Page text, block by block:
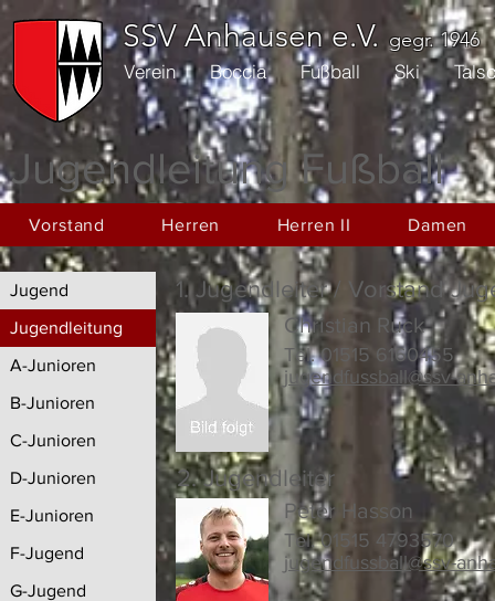
SSV Anhausen e.V.
Verein Boccia Fußball Ski
gegr. 1946
Jugendleitung Fußball
Vorstand Herren Herren II Damen
Jugend
Jugendleitung
A-Junioren
B-Junioren
C-Junioren
D-Junioren
E-Junioren
F-Jugend
G-Jugend
1. Jugendleiter / Vorstand
Christian Ruck
Tel.01515 6160455
jugendfussball@ssv-
2. Jugendleiter
Peter Hasson
Tel. 01515 4793570
jugendfussball@ssv-